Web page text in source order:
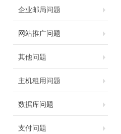
企业邮局问题
网站推广问题
其他问题
主机租用问题
数据库问题
支付问题